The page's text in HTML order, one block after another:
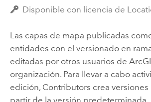
Disponible con licencia de
Las capas de mapa publicadas
entidades con el versionado en
editadas por otros usuarios de
organización. Para llevar a cabo
edición, Contributors crea versiones
partir de la versión predeterminada.